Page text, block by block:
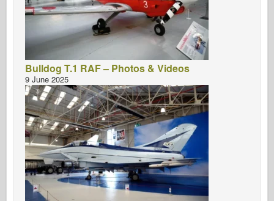
Bulldog T.1 RAF – Photos & Videos
9 June 2025